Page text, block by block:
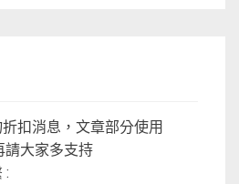
扣消息，文章部分使用
請大家多支持
: